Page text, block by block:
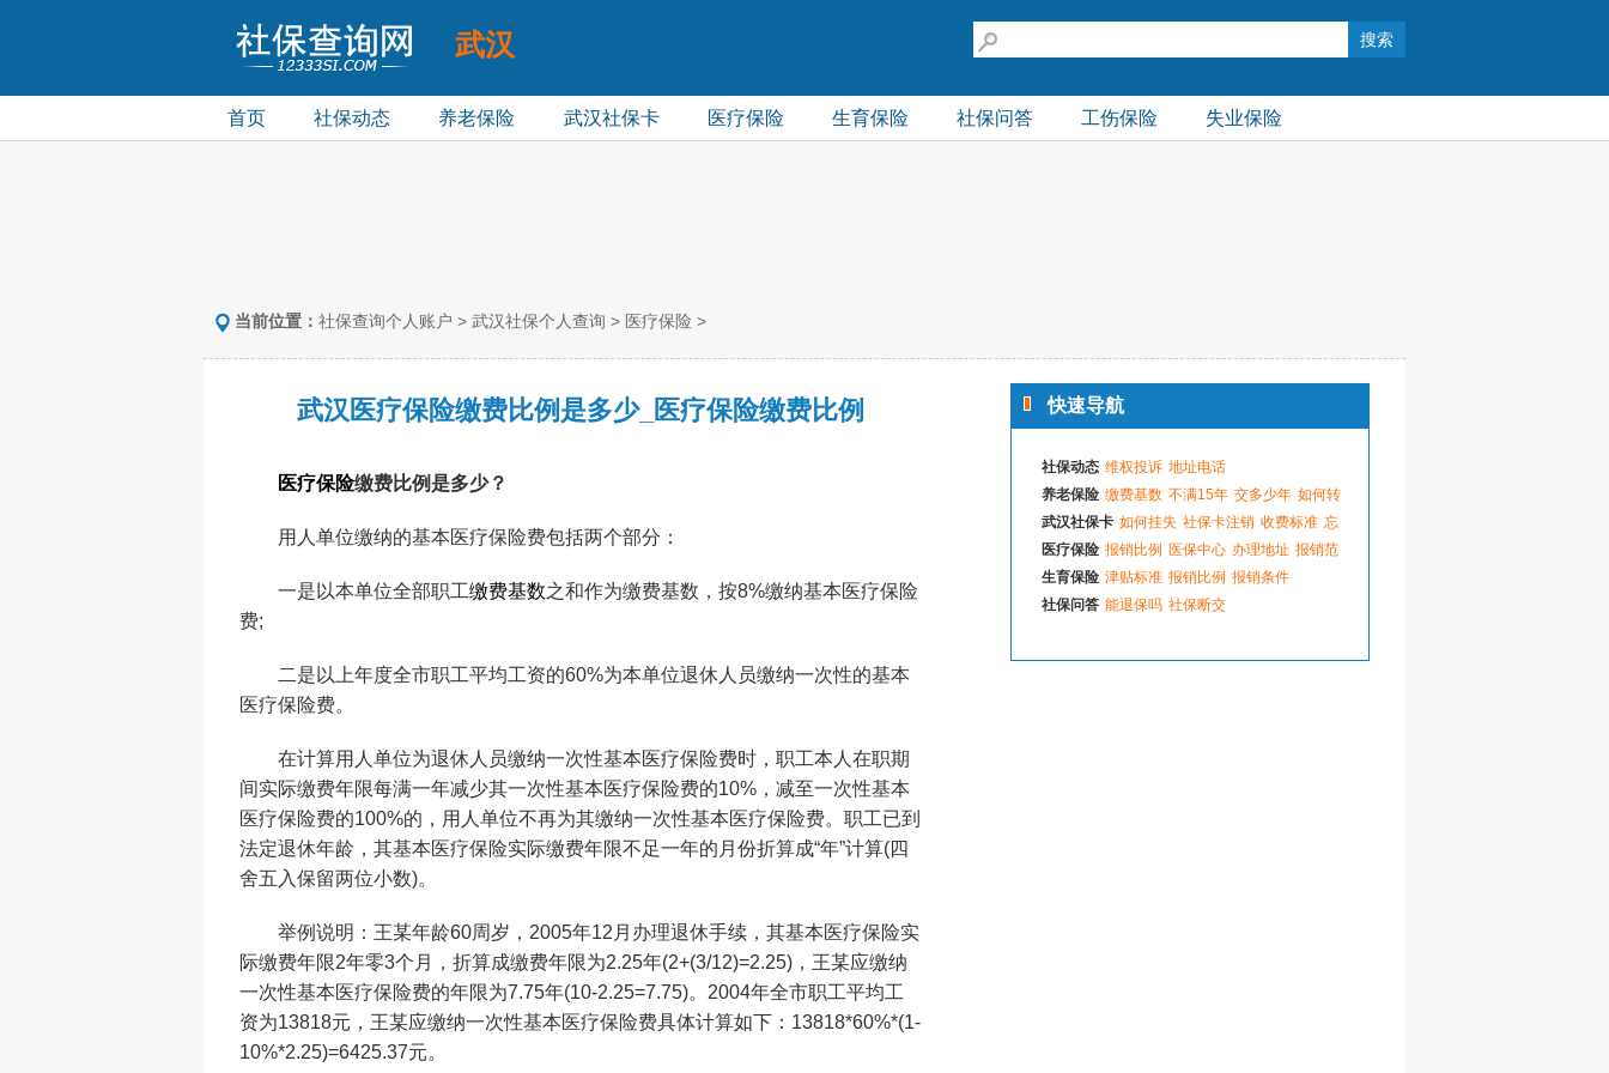
武汉
社保个人查询
首页 社保动态 养老保险 武汉社保卡 医疗保险 生育保险 社保问答 工伤保险 失业保险
当前位置： 社保查询个人账户 > 武汉社保个人查询 > 医疗保险 >
武汉医疗保险缴费比例是多少_医疗保险缴费比例
医疗保险缴费比例是多少？
用人单位缴纳的基本医疗保险费包括两个部分：
一是以本单位全部职工缴费基数之和作为缴费基数，按8%缴纳基本医疗保险
费;
二是以上年度全市职工平均工资的60%为本单位退休人员缴纳一次性的基本
医疗保险费。
在计算用人单位为退休人员缴纳一次性基本医疗保险费时，职工本人在职期
间实际缴费年限每满一年减少其一次性基本医疗保险费的10%，减至一次性基本
医疗保险费的100%的，用人单位不再为其缴纳一次性基本医疗保险费。职工已到
法定退休年龄，其基本医疗保险实际缴费年限不足一年的月份折算成“年”计算(四
舍五入保留两位小数)。
举例说明：王某年龄60周岁，2005年12月办理退休手续，其基本医疗保险实
际缴费年限2年零3个月，折算成缴费年限为2.25年(2+(3/12)=2.25)，王某应缴纳
一次性基本医疗保险费的年限为7.75年(10-2.25=7.75)。2004年全市职工平均工
资为13818元，王某应缴纳一次性基本医疗保险费具体计算如下：13818*60%*(1-
10%*2.25)=6425.37元。
快速导航
社保动态 维权投诉 地址电话
养老保险 缴费基数 不满15年 交多少年 如何转
移 个体户基数 缴费比例
武汉社保卡 如何挂失 社保卡注销 收费标准 忘
记密码 如何补办
医疗保险 报销比例 医保中心 办理地址 报销范
围 缴费比例 查询办法
生育保险 津贴标准 报销比例 报销条件
社保问答 能退保吗 社保断交